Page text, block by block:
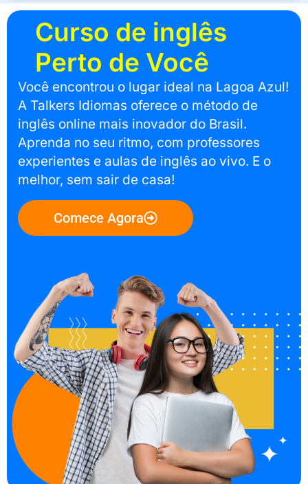
Curso de inglês
Perto de Você
Você encontrou o lugar ideal na Lagoa Azul!
A Talkers Idiomas oferece o método de
inglês online mais inovador do Brasil.
Aprenda no seu ritmo, com professores
experientes e aulas de inglês ao vivo. E o
melhor, sem sair de casa!
Comece Agora